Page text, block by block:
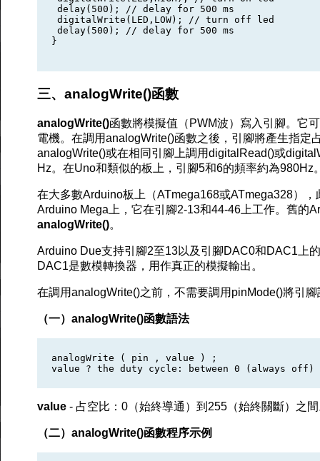
delay(500); // delay for 500 ms
digitalWrite(LED,LOW); // turn off led
delay(500); // delay for 500 ms
}
三、analogWrite()函數
analogWrite()函數將模擬值（PWM波）寫入引腳。它
電機。在調用analogWrite()函數之後，引腳將產生指定
analogWrite()或在相同引腳上調用digitalRead()或
Hz。在Uno和類似的板上，引腳5和6的頻率約為
在大多數Arduino板上（ATmega168或ATmega328）
Arduino Mega上，它在引腳2-13和44-46上工作。舊的
analogWrite()。
Arduino Due支持引腳2至13以及引腳DAC0和DAC1上
DAC1是數模轉換器，用作真正的模擬輸出。
在調用analogWrite()之前，不需要調用pinMode()將引
（一）analogWrite()函數語法
analogWrite ( pin , value ) ;
value - 占空比：0（始終導通）到255（始終關斷）之
（二）analogWrite()函數程序示例